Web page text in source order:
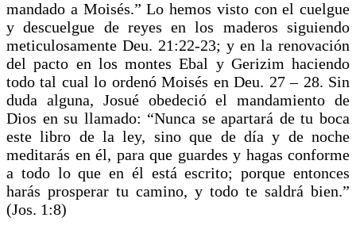
mandado a Moisés.” Lo hemos visto con el cuelgue
y descuelgue de reyes en los maderos siguiendo
meticulosamente Deu. 21:22-23; y en la renovación
del pacto en los montes Ebal y Gerizim haciendo
todo tal cual lo ordenó Moisés en Deu. 27 – 28. Sin
duda alguna, Josué obedeció el mandamiento de
Dios en su llamado: “Nunca se apartará de tu boca
este libro de la ley, sino que de día y de noche
meditarás en él, para que guardes y hagas conforme
a todo lo que en él está escrito; porque entonces
harás prosperar tu camino, y todo te saldrá bien.”
(Jos. 1:8)